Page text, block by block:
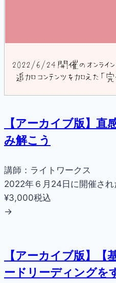
【アーカイブ版】直
み解こう
講師：ライトワークス
2022年６月24日に開催さ
¥3,000税込
→
【アーカイブ版】【
ードリーディングを